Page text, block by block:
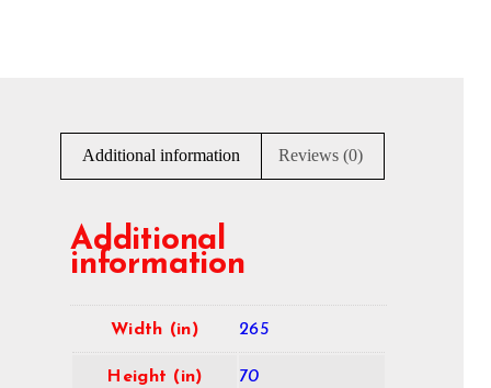
Additional information Reviews (0)
Additional
information
Width (in) 265
Height (in) 70